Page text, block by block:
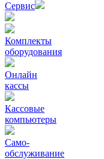
Сервис
Комплекты
оборудования
Онлайн
кассы
Кассовые
компьютеры
Само-
обслуживание